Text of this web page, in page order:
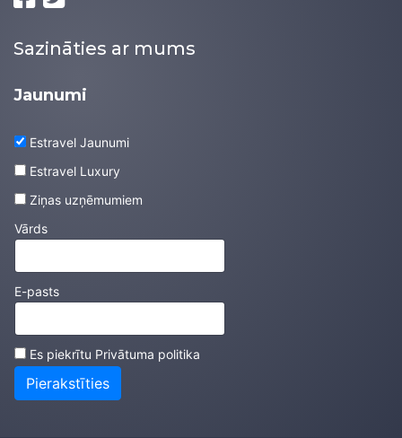
Sazināties ar mums
Jaunumi
Estravel Jaunumi
Estravel Luxury
Ziņas uzņēmumiem
Vārds
E-pasts
Es piekrītu Privātuma politika
Pierakstīties